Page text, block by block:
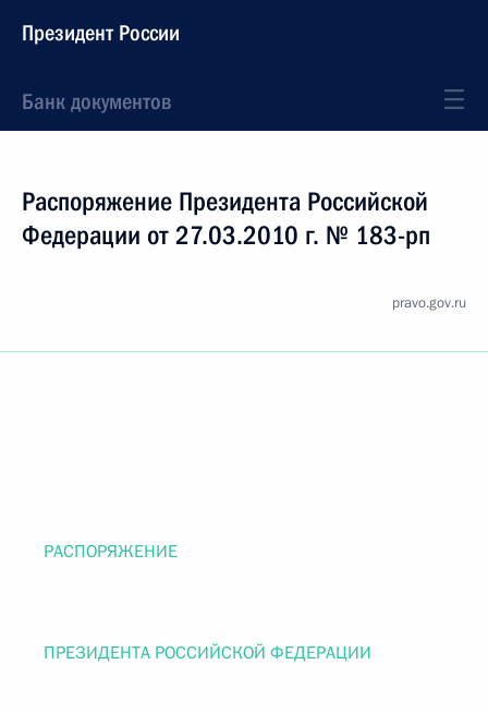
Президент России
Банк документов
Распоряжение Президента Российской
Федерации от 27.03.2010 г. № 183-рп
pravo.gov.ru
РАСПОРЯЖЕНИЕ
ПРЕЗИДЕНТА РОССИЙСКОЙ ФЕДЕРАЦИИ